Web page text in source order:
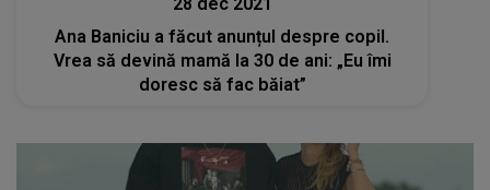
28 dec 2021
Ana Baniciu a făcut anunțul despre copil.
Vrea să devină mamă la 30 de ani: „Eu îmi
doresc să fac băiat”